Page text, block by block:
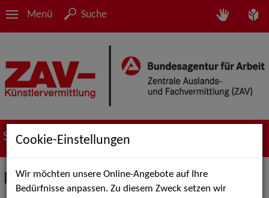
Menü Suche
Suche nach Künstler*innen
Marion Thomasius Lesung
Cookie-Einstellungen
Wir möchten unsere Online-Angebote auf Ihre
Bedürfnisse anpassen. Zu diesem Zweck setzen wir